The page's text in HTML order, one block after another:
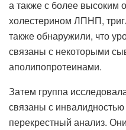
а также с более высоким
холестерином ЛПНП,
также обнаружили, что
связаны с некоторыми
аполипопротеинами.
Затем группа
связаны с
перекрестный анализ.